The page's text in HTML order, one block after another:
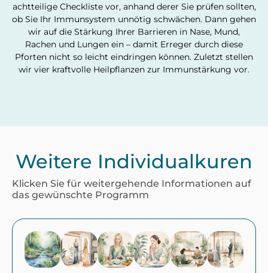
achtteilige Checkliste vor, anhand derer Sie prüfen sollten,
ob Sie Ihr Immunsystem unnötig schwächen. Dann gehen
wir auf die Stärkung Ihrer Barrieren in Nase, Mund,
Rachen und Lungen ein – damit Erreger durch diese
Pforten nicht so leicht eindringen können. Zuletzt stellen
wir vier kraftvolle Heilpflanzen zur Immunstärkung vor.
Weitere Individualkuren
Klicken Sie für weitergehende Informationen auf
das gewünschte Programm